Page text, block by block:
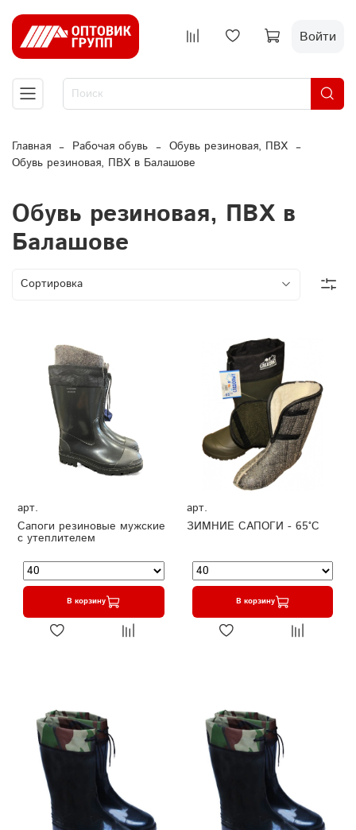
Войти
Главная Рабочая обувь
Обувь резиновая, ПВХ
Обувь резиновая, ПВХ в Балашове
Обувь резиновая, ПВХ в
Балашове
арт.
Сапоги резиновые мужские
с утеплителем
В корзину
арт.
ЗИМНИЕ САПОГИ - 65°C
В корзину